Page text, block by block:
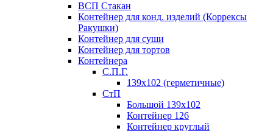
ВСП Стакан
Контейнер для конд. изделий (Коррексы
Ракушки)
Контейнер для суши
Контейнер для тортов
Контейнера
С.П.Г.
139х102 (герметичные)
СтП
Большой 139х102
Контейнер 126
Контейнер круглый